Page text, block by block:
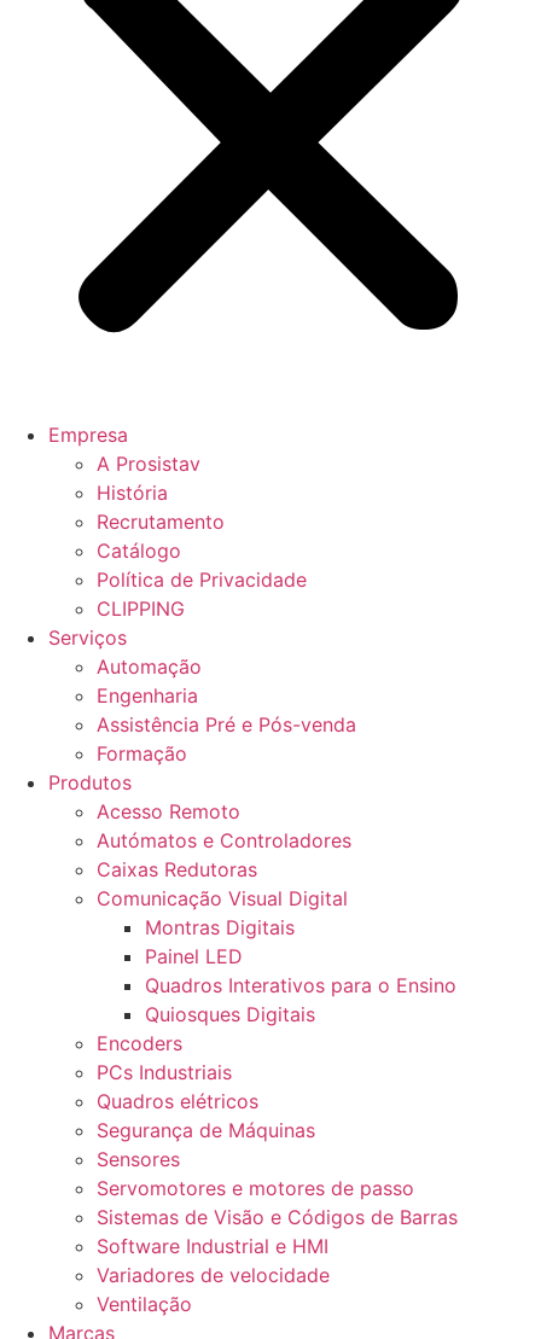
Empresa
A Prosistav
História
Recrutamento
Catálogo
Política de Privacidade
CLIPPING
Serviços
Automação
Engenharia
Assistência Pré e Pós-venda
Formação
Produtos
Acesso Remoto
Autómatos e Controladores
Caixas Redutoras
Comunicação Visual Digital
Montras Digitais
Painel LED
Quadros Interativos para o Ensino
Quiosques Digitais
Encoders
PCs Industriais
Quadros elétricos
Segurança de Máquinas
Sensores
Servomotores e motores de passo
Sistemas de Visão e Códigos de Barras
Software Industrial e HMI
Variadores de velocidade
Ventilação
Marcas